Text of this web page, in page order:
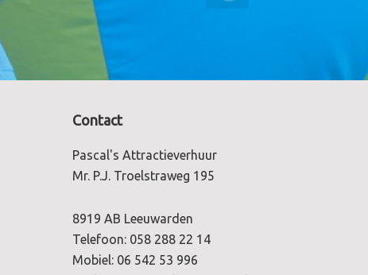
Contact
Pascal's Attractieverhuur
Mr. P.J. Troelstraweg 195
8919 AB Leeuwarden
Telefoon: 058 288 22 14
Mobiel: 06 542 53 996